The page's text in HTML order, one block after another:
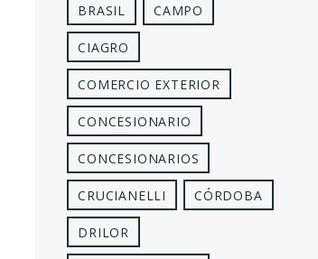
BRASIL CAMPO
CIAGRO
COMERCIO EXTERIOR
CONCESIONARIO
CONCESIONARIOS
CRUCIANELLI CÓRDOBA
DRILOR